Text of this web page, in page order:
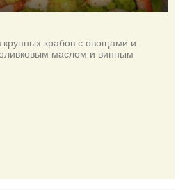
крупных крабов с овощами и
маслом и винным